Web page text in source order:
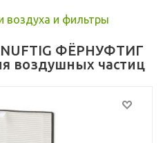
воздуха и фильтры
ФЁРНУФТИГ
воздушных частиц